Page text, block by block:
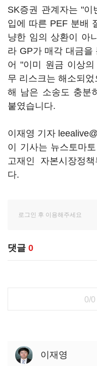
SK증권 관계자는 "
입에 따른 PEF 분배
냥한 임의 상환이 아
라 GP가 매각 대금을
어 "이미 원금 이상
무 리스크는 해소되
해 남은 소송도 충분
붙였습니다.
이재영 기자
이 기사는 뉴스토마
고재인 자본시장정
다.
댓글 0
0/0
이재영